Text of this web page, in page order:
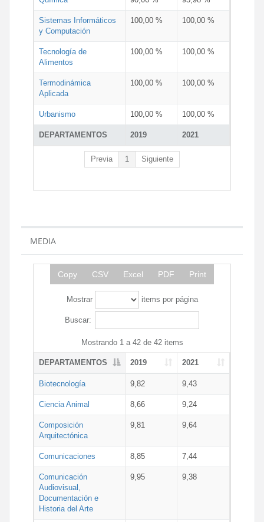
DEPARTAMENTOS 2019 2021
Sistemas Informáticos
y Computación
100,00 % 100,00 %
Tecnología de
Alimentos
100,00 % 100,00 %
Termodinámica
Aplicada
100,00 % 100,00 %
Urbanismo 100,00 % 100,00 %
Previa 1 Siguiente
MEDIA
Copy CSV Excel PDF Print
Mostrar items por página
Buscar:
Mostrando 1 a 42 de 42 items
DEPARTAMENTOS 2019 2021
Biotecnología 9,82 9,43
Ciencia Animal 8,66 9,24
Composición
Arquitectónica
9,81 9,64
Comunicaciones 8,85 7,44
Comunicación
Audiovisual,
Documentación e
Historia del Arte
9,95 9,38